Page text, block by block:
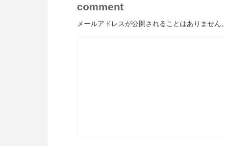
comment
メールアドレスが公開されることはありません。